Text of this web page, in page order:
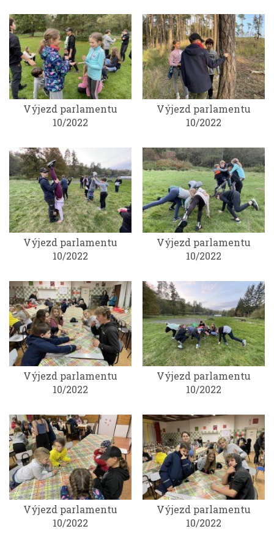
Výjezd parlamentu
10/2022
Výjezd parlamentu
10/2022
Výjezd parlamentu
10/2022
Výjezd parlamentu
10/2022
Výjezd parlamentu
10/2022
Výjezd parlamentu
10/2022
Výjezd parlamentu
10/2022
Výjezd parlamentu
10/2022